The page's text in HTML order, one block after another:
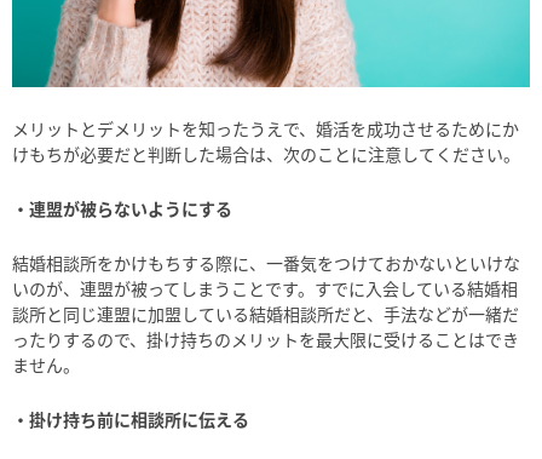
メリットとデメリットを知ったうえで、婚活を成功させるためにか
けもちが必要だと判断した場合は、次のことに注意してください。
・連盟が被らないようにする
結婚相談所をかけもちする際に、一番気をつけておかないといけな
いのが、連盟が被ってしまうことです。すでに入会している結婚相
談所と同じ連盟に加盟している結婚相談所だと、手法などが一緒だ
ったりするので、掛け持ちのメリットを最大限に受けることはでき
ません。
・掛け持ち前に相談所に伝える